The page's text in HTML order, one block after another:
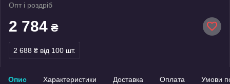
Опт і роздріб
2 784 ₴
2 688 ₴ від 100 шт.
Опис Характеристики Доставка Оплата Умови